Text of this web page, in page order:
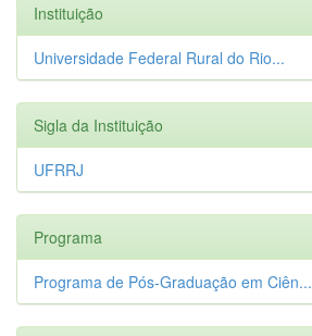
Instituição
Universidade Federal Rural do Rio...
Sigla da Instituição
UFRRJ
Programa
Programa de Pós-Graduação em Ciên...